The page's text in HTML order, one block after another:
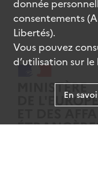
donnée
consentements
Libertés).
Vous pouvez
d’utilisation sur le
En